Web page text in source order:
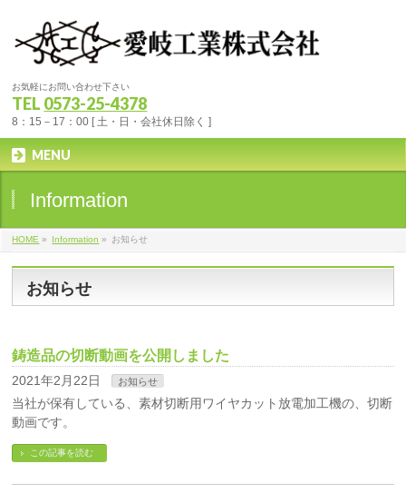
お気軽にお問い合わせ下さい
TEL 0573-25-4378
8：15－17：00 [ 土・日・会社休日除く ]
MENU
Information
HOME » Information » お知らせ
お知らせ
鋳造品の切断動画を公開しました
2021年2月22日 お知らせ
当社が保有している、素材切断用ワイヤカット放電加工機の、切断
動画です。
この記事を読む